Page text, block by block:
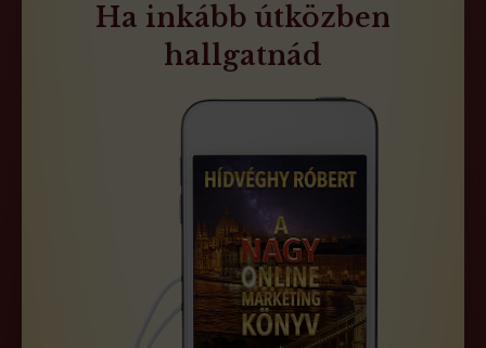
Ha inkább útközben
hallgatnád